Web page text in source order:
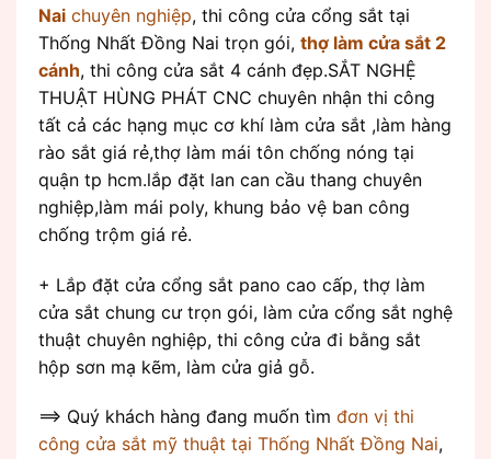
Nai chuyên nghiệp, thi công cửa cổng sắt tại
Thống Nhất Đồng Nai trọn gói, thợ làm cửa sắt 2
cánh, thi công cửa sắt 4 cánh đẹp.SẮT NGHỆ
THUẬT HÙNG PHÁT CNC chuyên nhận thi công
tất cả các hạng mục cơ khí làm cửa sắt ,làm hàng
rào sắt giá rẻ,thợ làm mái tôn chống nóng tại
quận tp hcm.lắp đặt lan can cầu thang chuyên
nghiệp,làm mái poly, khung bảo vệ ban công
chống trộm giá rẻ.
+ Lắp đặt cửa cổng sắt pano cao cấp, thợ làm
cửa sắt chung cư trọn gói, làm cửa cổng sắt nghệ
thuật chuyên nghiệp, thi công cửa đi bằng sắt
hộp sơn mạ kẽm, làm cửa giả gỗ.
==> Quý khách hàng đang muốn tìm đơn vị thi
công cửa sắt mỹ thuật tại Thống Nhất Đồng Nai,